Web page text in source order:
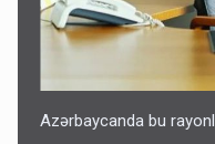
Azərbaycanda bu